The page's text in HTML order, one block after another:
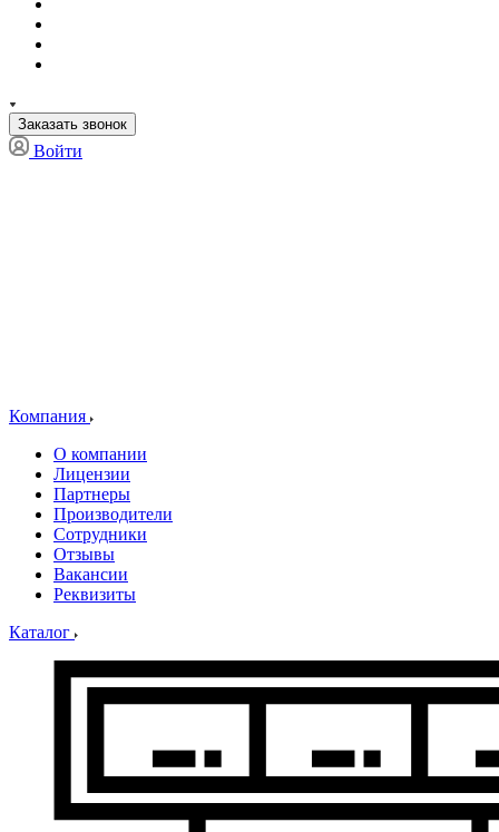
Заказать звонок
Войти
Компания
О компании
Лицензии
Партнеры
Производители
Сотрудники
Отзывы
Вакансии
Реквизиты
Каталог